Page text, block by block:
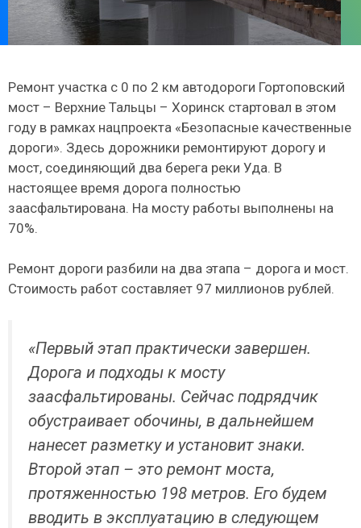
Ремонт участка с 0 по 2 км автодороги Гортоповский
мост – Верхние Тальцы – Хоринск стартовал в этом
году в рамках нацпроекта «Безопасные качественные
дороги». Здесь дорожники ремонтируют дорогу и
мост, соединяющий два берега реки Уда. В
настоящее время дорога полностью
заасфальтирована. На мосту работы выполнены на
70%.
Ремонт дороги разбили на два этапа – дорога и мост.
Стоимость работ составляет 97 миллионов рублей.
«Первый этап практически завершен.
Дорога и подходы к мосту
заасфальтированы. Сейчас подрядчик
обустраивает обочины, в дальнейшем
нанесет разметку и установит знаки.
Второй этап – это ремонт моста,
протяженностью 198 метров. Его будем
вводить в эксплуатацию в следующем